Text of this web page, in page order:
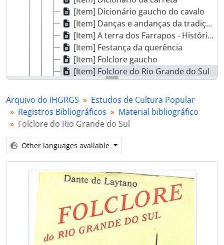
[Item] Dicionário gaucho do cavalo
[Item] Danças e andanças da tradição gaúcha
[Item] A terra dos Farrapos - História, lendas e costumes
[Item] Festança da querência
[Item] Folclore gaucho
[Item] Folclore do Rio Grande do Sul
[Item] Folclore do Rio Grande do Sul
[Item] Folias do Divino
[Item] Folk Festo e tradições gauchas
[Item] O gaucho dos Campos de Cima da Serra
[Item] Minidicionário guasca
[Item] Guia do folclore gaucho
[Item] Guia do folclore gaucho
[Item] Os imigrantes alemães e sua cozinha
[Item] Imigração italiana no Rio Grande do Sul
[Item] Gauchismos - a linguagem do Rio Grande do Sul
[Item] Estudos gauchescos de literatura e folclore
[Item] A universalidade do mito lobisomem
[Item] A importância social do chimarrão
Arquivo do IHGRGS
Estudos de Cultura Popular
Registros Bibliográficos
Material bibliográfico
Folclore do Rio Grande do Sul
Other languages available